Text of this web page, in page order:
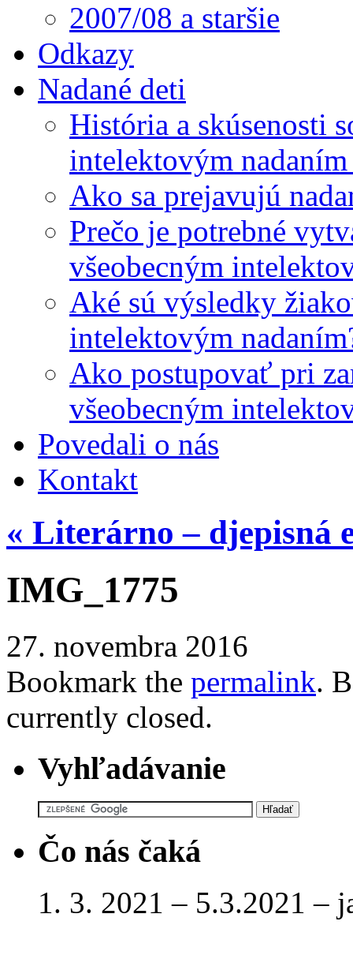
2007/08 a staršie
Odkazy
Nadané deti
História a skúsenosti
intelektovým
Ako sa prejavujú
Prečo je potrebné
všeobecným
Aké sú výsledky
intelektovým
Ako postupovať pri
všeobecným
Povedali o nás
Kontakt
« Literárno – djepisná
IMG_1775
27. novembra 2016
Bookmark the permalink.
currently closed.
Vyhľadávanie
Čo nás čaká
1. 3. 2021 – 5.3.2021 –